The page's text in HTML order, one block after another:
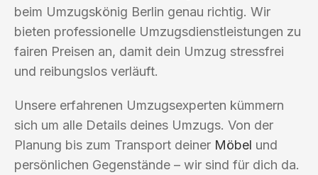
beim Umzugskönig Berlin genau richtig. Wir
bieten professionelle Umzugsdienstleistungen zu
fairen Preisen an, damit dein Umzug stressfrei
und reibungslos verläuft.
Unsere erfahrenen Umzugsexperten kümmern
sich um alle Details deines Umzugs. Von der
Planung bis zum Transport deiner Möbel und
persönlichen Gegenstände – wir sind für dich da.